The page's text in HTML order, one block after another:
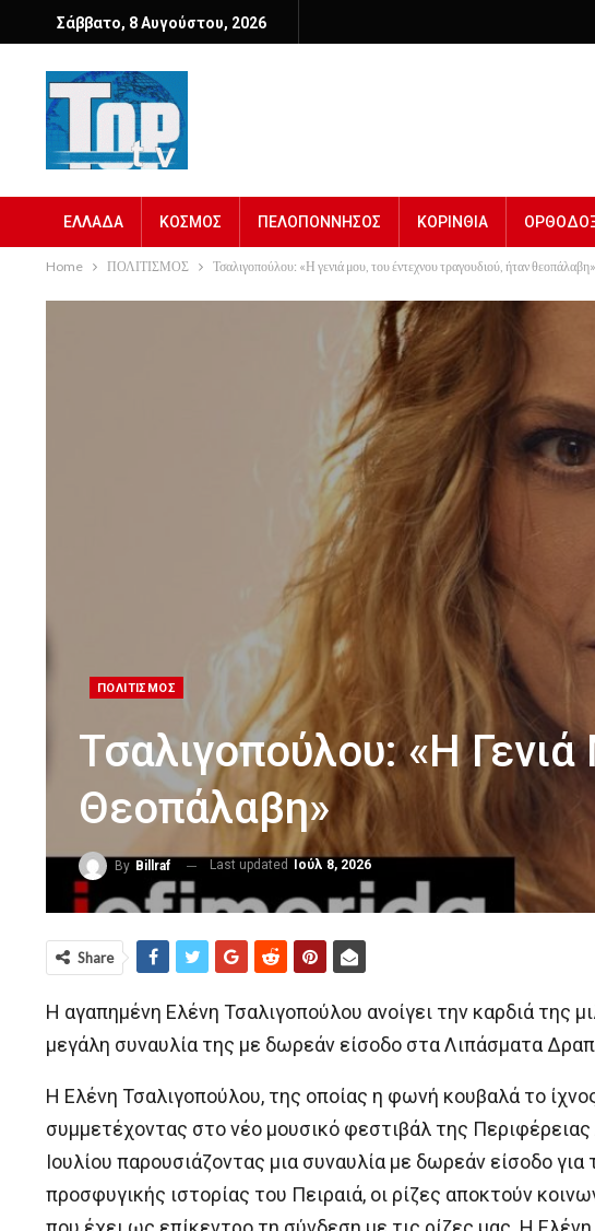
Σάββατο, 8 Αυγούστου, 2026
ΕΛΛΑΔΑ ΚΟΣΜΟΣ ΠΕΛΟΠΟΝΝΗΣΟΣ ΚΟΡΙΝΘΙΑ
Home ΠΟΛΙΤΙΣΜΟΣ Τσαλιγοπούλου: «Η γενιά μου, του έντεχνου τραγουδιού, ήταν θεοπάλαβη»
ΠΟΛΙΤΙΣΜΟΣ
Τσαλιγοπούλου: «Η
Θεοπάλαβη»
By Billraf Last updated Ιούλ 8, 2026
Share
Η αγαπημένη Ελένη Τσαλιγοπούλου ανοίγει την καρδιά της
μεγάλη συναυλία της με δωρεάν είσοδο στα Λιπάσματα
Η Ελένη Τσαλιγοπούλου, της οποίας η φωνή κουβαλά το
συμμετέχοντας στο νέο μουσικό φεστιβάλ της
Ιουλίου παρουσιάζοντας μια συναυλία με δωρεάν είσοδο
προσφυγικής ιστορίας του Πειραιά, οι ρίζες αποκτούν